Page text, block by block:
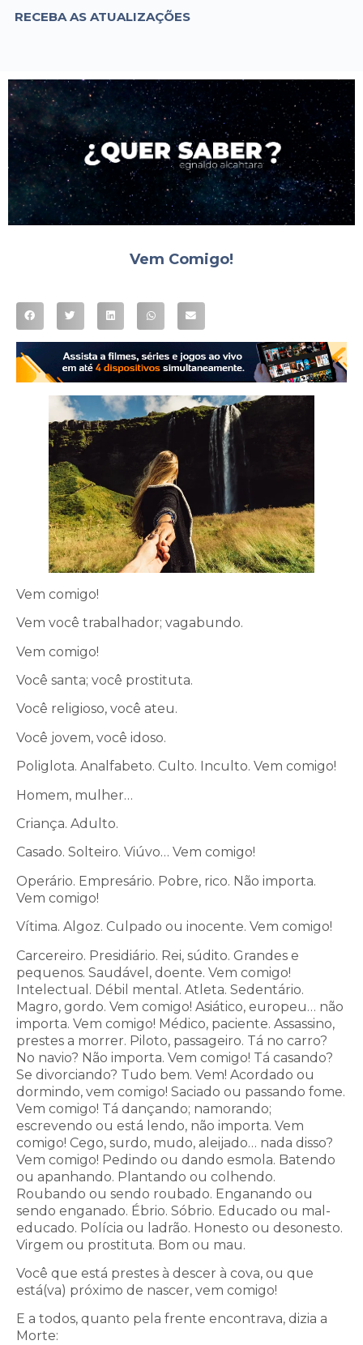
RECEBA AS ATUALIZAÇÕES
Vem Comigo!
Vem comigo!
Vem você trabalhador; vagabundo.
Vem comigo!
Você santa; você prostituta.
Você religioso, você ateu.
Você jovem, você idoso.
Poliglota. Analfabeto. Culto. Inculto. Vem comigo!
Homem, mulher…
Criança. Adulto.
Casado. Solteiro. Viúvo… Vem comigo!
Operário. Empresário. Pobre, rico. Não importa.
Vem comigo!
Vítima. Algoz. Culpado ou inocente. Vem comigo!
Carcereiro. Presidiário. Rei, súdito. Grandes e
pequenos. Saudável, doente. Vem comigo!
Intelectual. Débil mental. Atleta. Sedentário.
Magro, gordo. Vem comigo! Asiático, europeu… não
importa. Vem comigo! Médico, paciente. Assassino,
prestes a morrer. Piloto, passageiro. Tá no carro?
No navio? Não importa. Vem comigo! Tá casando?
Se divorciando? Tudo bem. Vem! Acordado ou
dormindo, vem comigo! Saciado ou passando fome.
Vem comigo! Tá dançando; namorando;
escrevendo ou está lendo, não importa. Vem
comigo! Cego, surdo, mudo, aleijado… nada disso?
Vem comigo! Pedindo ou dando esmola. Batendo
ou apanhando. Plantando ou colhendo.
Roubando ou sendo roubado. Enganando ou
sendo enganado. Ébrio. Sóbrio. Educado ou mal-
educado. Polícia ou ladrão. Honesto ou desonesto.
Virgem ou prostituta. Bom ou mau.
Você que está prestes à descer à cova, ou que
está(va) próximo de nascer, vem comigo!
E a todos, quanto pela frente encontrava, dizia a
Morte: